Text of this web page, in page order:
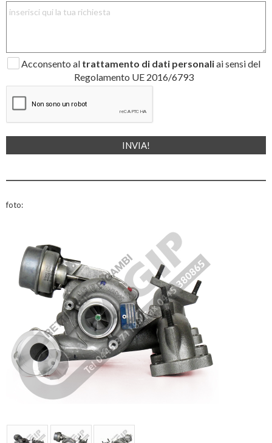
Acconsento al trattamento di dati personaliai sensi del
Regolamento UE 2016/6793
foto: